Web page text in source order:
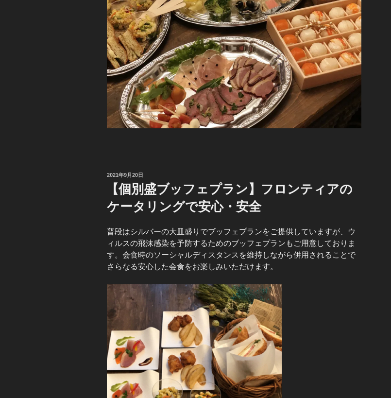
投
2021年9月20日
【個別盛ブッフェプラン】フロンティアの
ケータリングで安心・安全
普段はシルバーの大皿盛りでブッフェプランをご提供していますが、ウ
ィルスの飛沫感染を予防するためのブッフェプランもご用意しておりま
す。会食時のソーシャルディスタンスを維持しながら併用されることで
さらなる安心した会食をお楽しみいただけます。